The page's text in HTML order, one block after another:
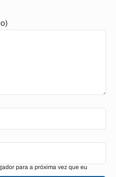
para a próxima vez que eu